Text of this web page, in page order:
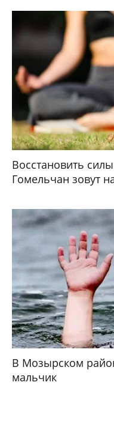
Восстановить
Гомельчан зовут
В Мозырском
мальчик